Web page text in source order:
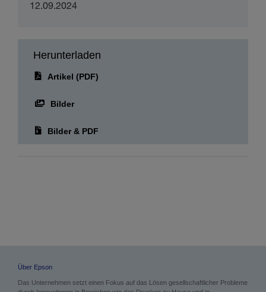
Datum der Veröffentlichung:
Herunterladen
Über Epson